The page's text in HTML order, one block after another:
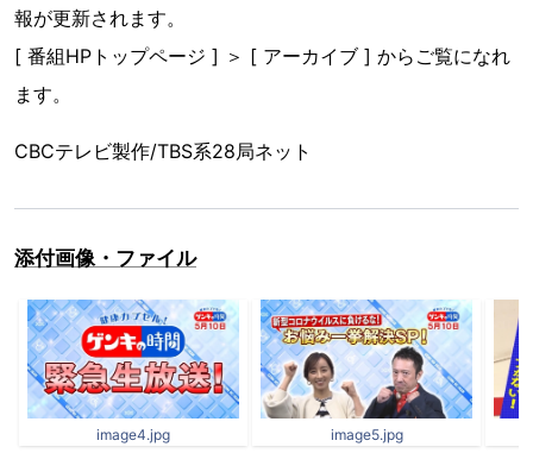
報が更新されます。
[ 番組HPトップページ ] ＞ [ アーカイブ ] からご覧になれ
ます。
CBCテレビ製作/TBS系28局ネット
添付画像・ファイル
image4.jpg image5.jpg